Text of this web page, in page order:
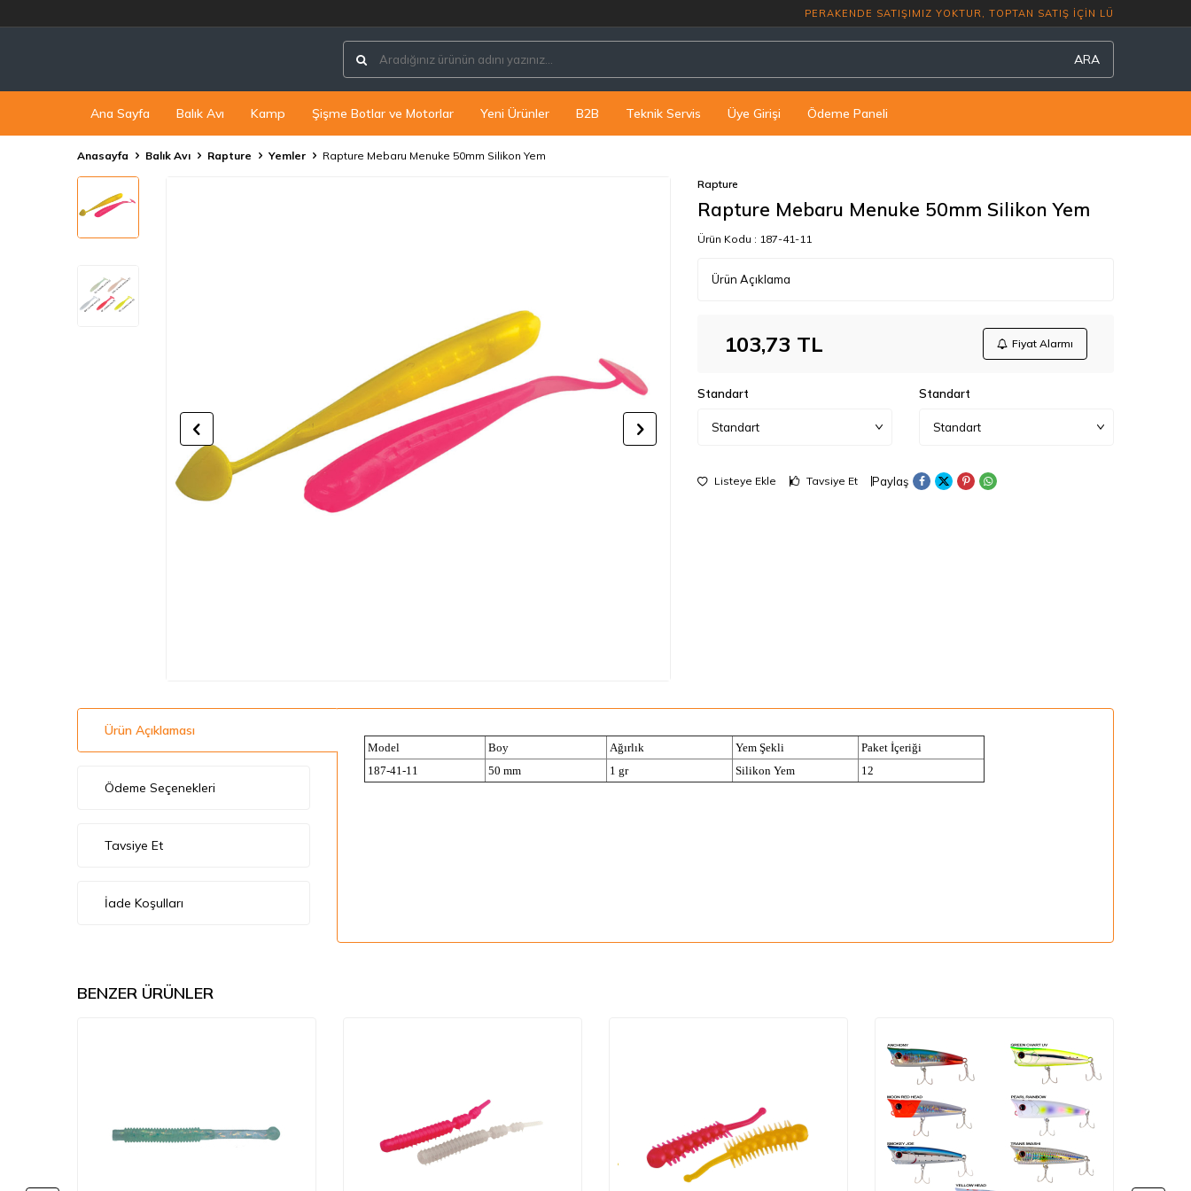
PERAKENDE SATIŞIMIZ YOKTUR, TOPTAN
ARA
Ana Sayfa Balık Avı Kamp Şişme Botlar ve Motorlar Yeni Ürünler B2B Teknik Servis Üye Girişi Ödeme Paneli
Anasayfa Balık Avı Rapture Yemler Rapture Mebaru Menuke 50mm Silikon Yem
Rapture
Rapture Mebaru Menuke 50mm Silikon Yem
Ürün Kodu : 187-41-11
Ürün Açıklama
103,73 TL Fiyat Alarmı
Standart Standart
Listeye Ekle Tavsiye Et Paylaş
Ürün Açıklaması
Ödeme Seçenekleri
Tavsiye Et
İade Koşulları
Model Boy Ağırlık Yem Şekli
Paket İçeriği
187-41-11
50 mm 1 gr Silikon Yem 12
BENZER ÜRÜNLER